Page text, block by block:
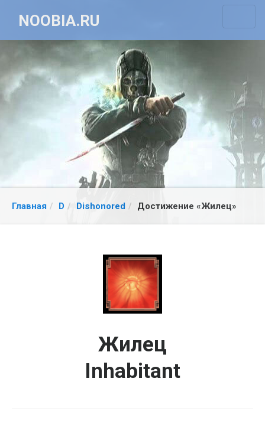
NOOBIA.RU
Главная D Dishonored Достижение «Жилец»
Жилец
Inhabitant